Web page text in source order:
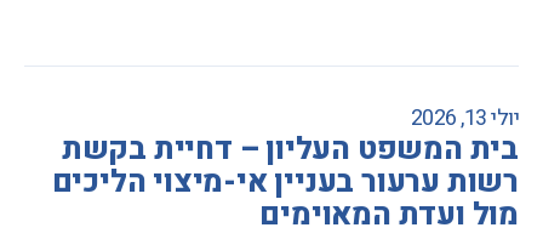
יולי 13, 2026
בית המשפט העליון – דחיית בקשת
רשות ערעור בעניין אי-מיצוי הליכים
מול ועדת המאוימים